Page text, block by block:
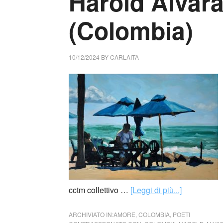
(Colombia)
10/12/2024 BYCARLAITA
cctm collettivo … [Leggi di più...]
ARCHIVIATO IN:AMORE COLOMBIA POETI